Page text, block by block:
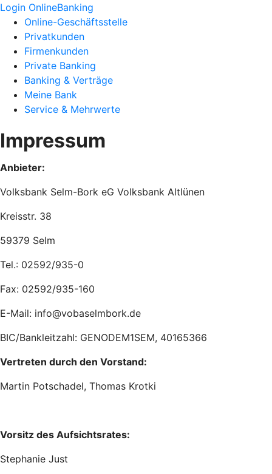
Login OnlineBanking
Online-Geschäftsstelle
Privatkunden
Firmenkunden
Private Banking
Banking & Verträge
Meine Bank
Service & Mehrwerte
Impressum
Anbieter:
Volksbank Selm-Bork eG Volksbank Altlünen
Kreisstr. 38
59379 Selm
Tel.: 02592/935-0
Fax: 02592/935-160
E-Mail: info@vobaselmbork.de
BIC/Bankleitzahl: GENODEM1SEM, 40165366
Vertreten durch den Vorstand:
Martin Potschadel, Thomas Krotki
Vorsitz des Aufsichtsrates:
Stephanie Just